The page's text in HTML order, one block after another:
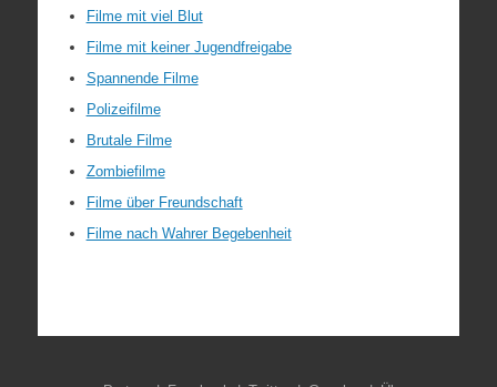
Filme mit viel Blut
Filme mit keiner Jugendfreigabe
Spannende Filme
Polizeifilme
Brutale Filme
Zombiefilme
Filme über Freundschaft
Filme nach Wahrer Begebenheit